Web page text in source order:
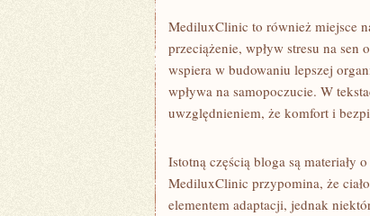
MediluxClinic to również miejsce
przeciążenie, wpływ stresu na
wspiera w budowaniu lepszej
wpływa na samopoczucie. W
uwzględnieniem, że komfort i
Istotną częścią bloga są materiały
MediluxClinic przypomina, że
elementem adaptacji, jednak